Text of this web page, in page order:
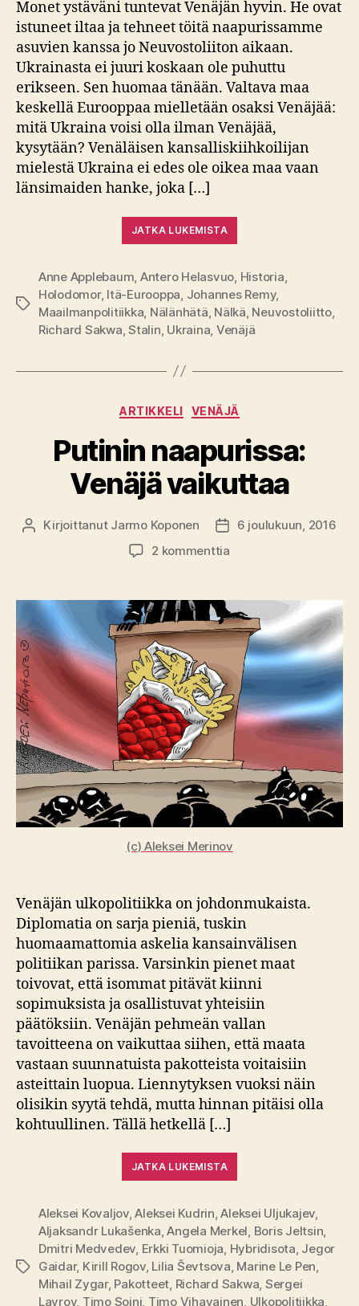
Applebaum
–
Punainen
nälkä
Monet ystäväni tuntevat Venäjän hyvin. He ovat
istuneet iltaa ja tehneet töitä naapurissamme
asuvien kanssa jo Neuvostoliiton aikaan.
Ukrainasta ei juuri koskaan ole puhuttu
erikseen. Sen huomaa tänään. Valtava maa
keskellä Eurooppaa mielletään osaksi Venäjää:
mitä Ukraina voisi olla ilman Venäjää,
kysytään? Venäläisen kansalliskiihkoilijan
mielestä Ukraina ei edes ole oikea maa vaan
länsimaiden hanke, joka […]
JATKA LUKEMISTA
Avainsanat
Anne Applebaum Antero Helasvuo Historia
Holodomor, Itä-Eurooppa Johannes Remy,
Maailmanpolitiikka Nälänhätä Nälkä Neuvostoliitto,
Richard Sakwa ,Stalin Ukraina Venäjä
Kategoriat
ARTIKKELI VENÄJÄ
Putinin naapurissa:
Venäjä vaikuttaa
Kirjoittaja
Kirjoittanut Jarmo Koponen Julkaisupäivämäärä
6 joulukuun, 2016
2 kommenttiaartikkeliin
Venäjä
vaikuttaa
(c) Aleksei Merinov
Venäjän ulkopolitiikka on johdonmukaista.
Diplomatia on sarja pieniä, tuskin
huomaamattomia askelia kansainvälisen
politiikan parissa. Varsinkin pienet maat
toivovat, että isommat pitävät kiinni
sopimuksista ja osallistuvat yhteisiin
päätöksiin. Venäjän pehmeän vallan
tavoitteena on vaikuttaa siihen, että maata
vastaan suunnatuista pakotteista voitaisiin
asteittain luopua. Liennytyksen vuoksi näin
olisikin syytä tehdä, mutta hinnan pitäisi olla
kohtuullinen. Tällä hetkellä […]
JATKA LUKEMISTA
Avainsanat
Aleksei Kovaljov,Aleksei Kudrin ,Aleksei Uljukajev
Aljaksandr Lukašenka ,Angela Merkel Boris Jeltsin
Dmitri Medvedev Erkki Tuomioja Hybridisota Jegor
Gaidar, Kirill Rogov, Lilia Ševtsova Marine Le Pen
Mihail Zygar, Pakotteet Richard Sakwa Sergei
Lavrov, Timo Soini Timo Vihavainen Ulkopolitiikka